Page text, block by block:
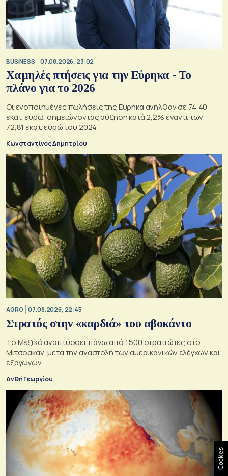
BUSINESS 07.08.2026, 23:02
Χαμηλές πτήσεις για την Εύρηκα - Το
πλάνο για το 2026
Οι ενοποιημένες πωλήσεις της Εύρηκα ανήλθαν σε 74,40
εκατ. ευρώ, σημειώνοντας αύξηση κατά 2,2% έναντι των
72,81 εκατ. ευρώ του 2024
Κωνσταντίνος Δημητρίου
AGRO 07.08.2026, 22:45
Στρατός στην «καρδιά» του αβοκάντο
Το Μεξικό αναπτύσσει πάνω από 1.500 στρατιώτες στο
Μιτσοακάν, μετά την αναστολή των αμερικανικών ελέγχων και
εξαγωγών
Ανθή Γεωργίου
Cookies